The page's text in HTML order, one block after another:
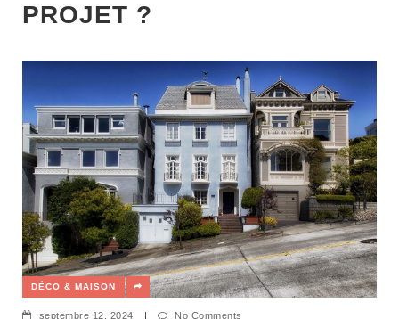
PROJET ?
DÉCO & MAISON
septembre 12, 2024 | No Comments